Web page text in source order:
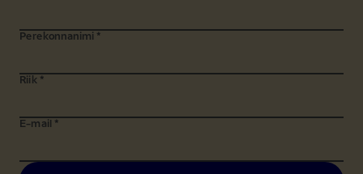
Perekonnanimi *
Riik *
E-mail *